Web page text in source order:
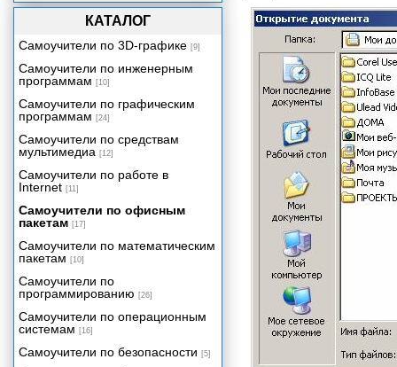
КАТАЛОГ
Самоучители по 3D-графике [9]
Самоучители по инженерным
программам [10]
Самоучители по графическим
программам [24]
Самоучители по средствам
мультимедиа [12]
Самоучители по работе в
Internet [11]
Самоучители по офисным
пакетам [17]
Самоучители по математическим
пакетам [10]
Самоучители по
программированию [26]
Самоучители по операционным
системам [16]
Самоучители по безопасности [5]